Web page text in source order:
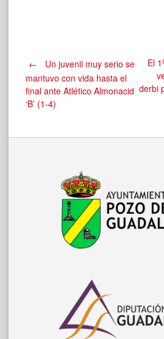
Navegación
de
entradas
←
Un juvenil muy serio se
mantuvo con vida hasta el
final ante Atlético Almonacid
‘B’ (1-4)
El
derbi